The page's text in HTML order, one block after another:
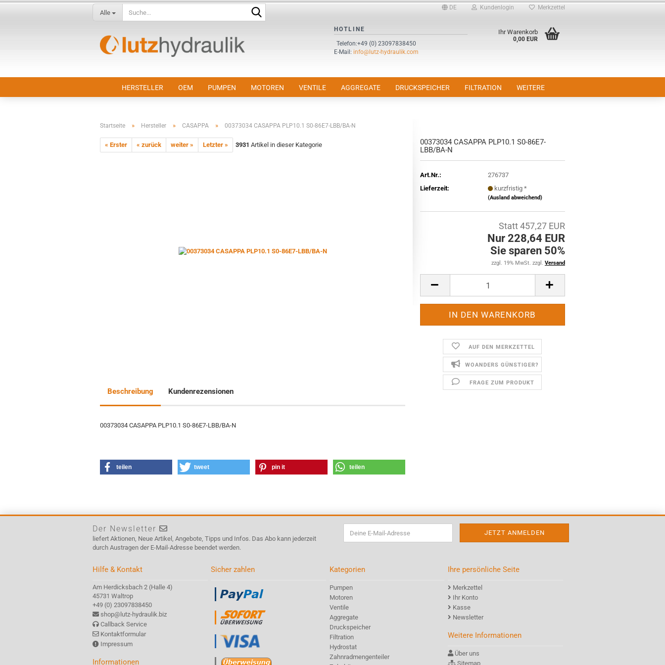
DE
Sprache auswählen
Kundenlogin
Passwort
Merkzettel
Alle
HOTLINE
Telefon:+49 (0) 23097838450
E-Mail: info@lutz-hydraulik.com
Ihr Warenkorb
0,00 EUR
HERSTELLER OEM PUMPEN MOTOREN VENTILE AGGREGATE DRUCKSPEICHER FILTRATION WEITERE
Startseite » Hersteller » CASAPPA » 00373034 CASAPPA PLP10.1 S0-86E7-LBB/BA-N
« Erster « zurück weiter » Letzter » 3931 Artikel in dieser Kategorie
00373034 CASAPPA PLP10.1 S0-86E7-
LBB/BA-N
Art.Nr.:
276737
Lieferzeit:
kurzfristig *
(Ausland abweichend)
Statt 457,27 EUR
Nur 228,64 EUR
Sie sparen 50%
zzgl. 19% MwSt. zzgl. Versand
AUF DEN MERKZETTEL
WOANDERS GÜNSTIGER?
FRAGE ZUM PRODUKT
Beschreibung Kundenrezensionen
00373034 CASAPPA PLP10.1 S0-86E7-LBB/BA-N
teilen tweet pin it teilen
Der Newsletter
liefert Aktionen, Neue Artikel, Angebote, Tipps und Infos. Das Abo kann jederzeit
durch Austragen der E-Mail-Adresse beendet werden.
Hilfe & Kontakt
Am Herdicksbach 2 (Halle 4)
45731 Waltrop
+49 (0) 23097838450
shop@lutz-hydraulik.biz
Callback Service
Kontaktformular
Impressum
Informationen
Sicher zahlen Kategorien
Pumpen
Motoren
Ventile
Aggregate
Druckspeicher
Filtration
Hydrostat
Zahnradmengenteiler
Ihre persönliche Seite
Merkzettel
Ihr Konto
Kasse
Newsletter
Weitere Informationen
Über uns
Sitemap